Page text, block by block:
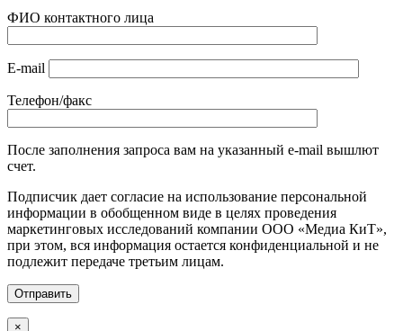
ФИО контактного лица
E-mail
Телефон/факс
После заполнения запроса вам на указанный e-mail вышлют
счет.
Подписчик дает согласие на использование персональной
информации в обобщенном виде в целях проведения
маркетинговых исследований компании ООО «Медиа КиТ»,
при этом, вся информация остается конфиденциальной и не
подлежит передаче третьим лицам.
×